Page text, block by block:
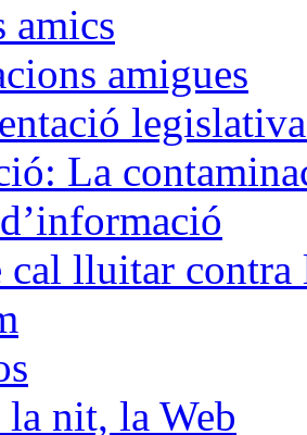
amics
amigues
La
cal lluitar
la nit, la Web